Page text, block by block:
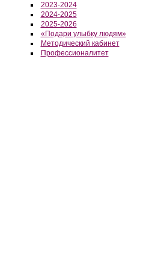
2023-2024
2024-2025
2025-2026
«Подари улыбку людям»
Методический кабинет
Профессионалитет